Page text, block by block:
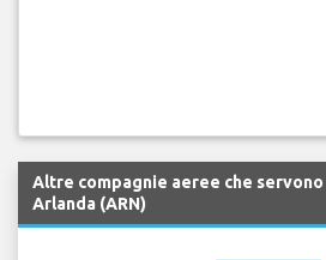
Altre compagnie aeree che
Arlanda (ARN)